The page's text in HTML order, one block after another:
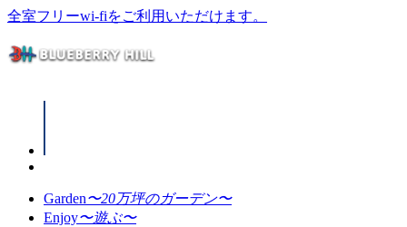
全室フリーwi-fiをご利用いただけます。
Garden〜20万坪のガーデン〜
Enjoy〜遊ぶ〜